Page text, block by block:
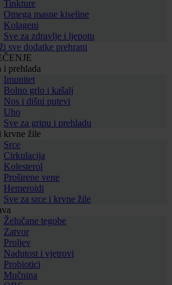
Tinkture
Omega masne kiseline
Kolageni
Sve za zdravlje i ljepotu
sve dodatke prehrani
i prehlada
Imunitet
Bolno grlo i kašalj
Nos i dišni putevi
Uho
Sve za gripu i prehladu
krvne žile
Srce
Cirkulacija
Kolesterol
Proširene vene
Hemeroidi
Sve za srce i krvne žile
Želučane tegobe
Zatvor
Proljev
Nadutost i vjetrovi
Probiotici
Mučnina